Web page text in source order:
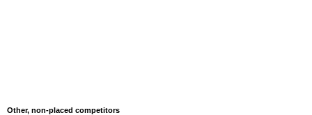
Other, non-placed competitors